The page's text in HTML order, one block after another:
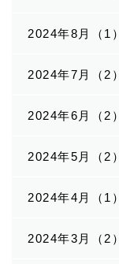
2024年8月（1）
2024年7月（2）
2024年6月（2）
2024年5月（2）
2024年4月（1）
2024年3月（2）